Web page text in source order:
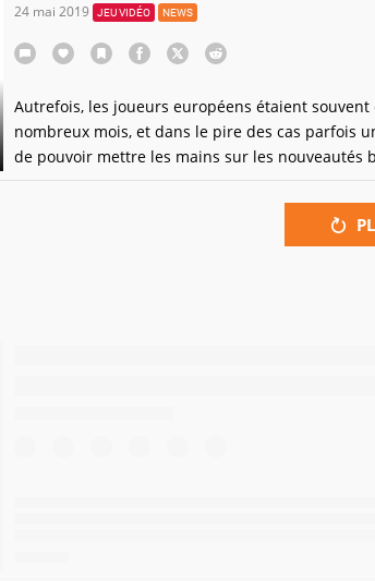
24 mai 2019 JEU VIDÉO NEWS
Autrefois, les joueurs européens étaient
nombreux mois, et dans le pire des cas parfois
de pouvoir mettre les mains sur les nouveautés
Japon. Avec des devenues simultanées, on